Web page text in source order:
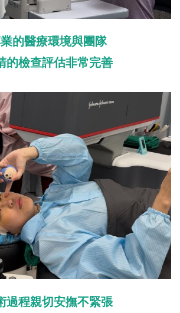
的醫療環境與團隊
的檢查評估非常完善
過程親切安撫不緊張